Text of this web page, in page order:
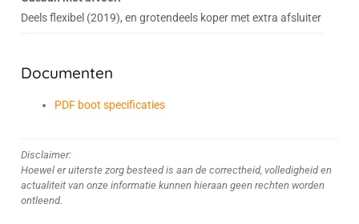
Deels flexibel (2019), en grotendeels koper met extra afsluiter
Documenten
PDF boot specificaties
Disclaimer:
Hoewel er uiterste zorg besteed is aan de correctheid, volledigheid en
actualiteit van onze informatie kunnen hieraan geen rechten worden
ontleend.